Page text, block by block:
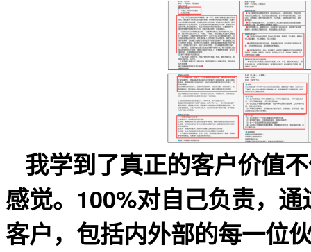
我学到了真正的客户价值
感觉。100%对自己负责，
客户，包括内外部的每一